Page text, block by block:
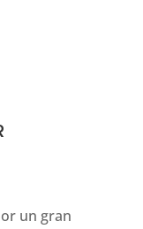
un gran